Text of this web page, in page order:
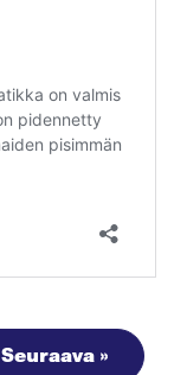
Seuraava »